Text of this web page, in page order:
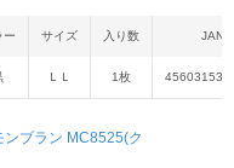
ー サイズ 入り数 JAN
ＬＬ 1枚
ブラン MC8525(ク